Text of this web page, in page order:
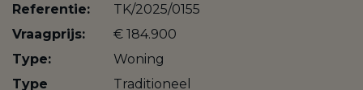
Referentie:
TK/2025/0155
Vraagprijs:
€ 184.900
Type:
Woning
Type
Traditioneel